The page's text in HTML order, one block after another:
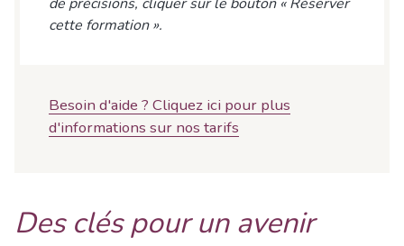
cette formation ».
Besoin d'aide ? Cliquez ici pour plus
d'informations sur nos tarifs
Des clés pour un avenir